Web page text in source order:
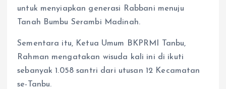
untuk menyiapkan generasi Rabbani menuju
Tanah Bumbu Serambi Madinah.
Sementara itu, Ketua Umum BKPRMI Tanbu,
Rahman mengatakan wisuda kali ini di ikuti
sebanyak 1.058 santri dari utusan 12 Kecamatan
se-Tanbu.